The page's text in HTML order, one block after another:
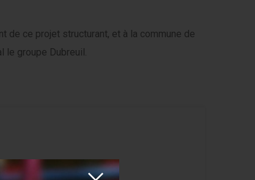
de ce projet structurant, et à la commune de
le groupe Dubreuil.